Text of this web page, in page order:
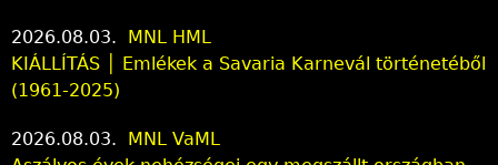
2026.08.03.
MNL HML
KIÁLLÍTÁS │ Emlékek a Savaria Karnevál történetéből
(1961-2025)
2026.08.03.
MNL VaML